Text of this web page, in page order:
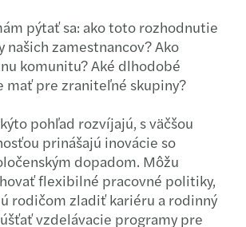
pýtať sa: ako toto rozhodnutie
našich zamestnancov? Ako
komunitu? Aké dlhodobé
mať pre zraniteľné skupiny?
pohľad rozvíjajú, s väčšou
prinášajú inovácie so
dopadom. Môžu
flexibilné pracovné politiky,
rodičom zladiť kariéru a rodinný
vzdelávacie programy pre